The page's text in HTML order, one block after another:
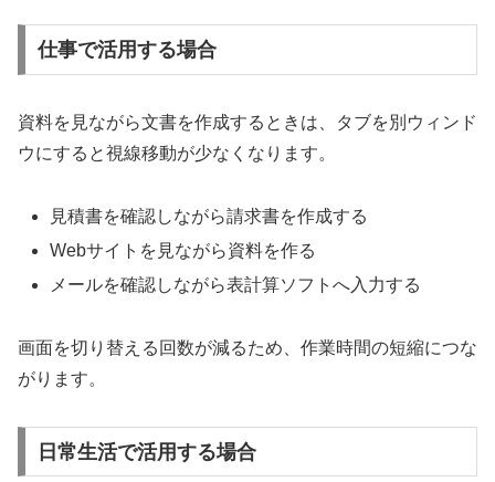
仕事で活用する場合
資料を見ながら文書を作成するときは、タブを別ウィンド
ウにすると視線移動が少なくなります。
見積書を確認しながら請求書を作成する
Webサイトを見ながら資料を作る
メールを確認しながら表計算ソフトへ入力する
画面を切り替える回数が減るため、作業時間の短縮につな
がります。
日常生活で活用する場合